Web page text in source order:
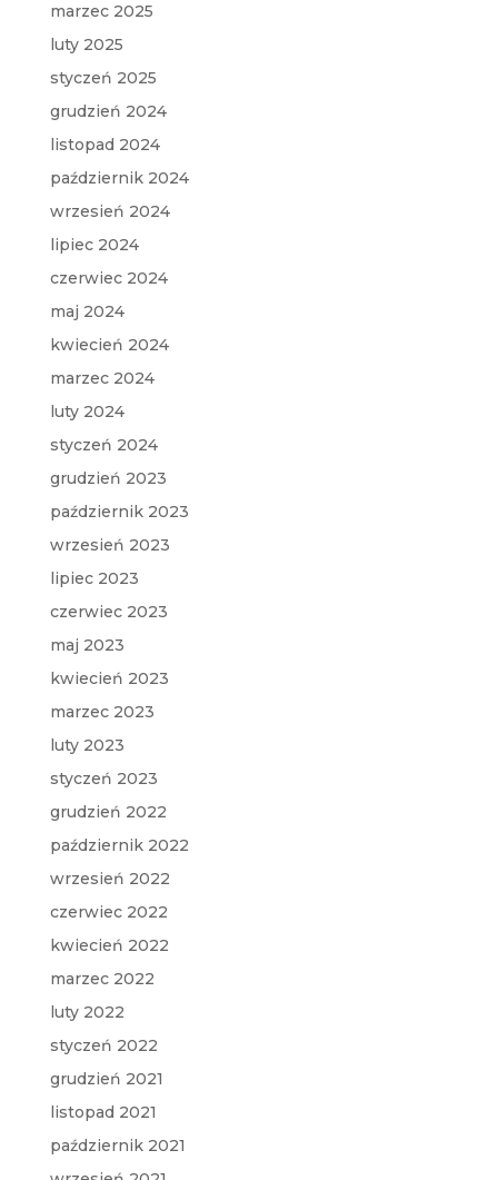
marzec 2025
luty 2025
styczeń 2025
grudzień 2024
listopad 2024
październik 2024
wrzesień 2024
lipiec 2024
czerwiec 2024
maj 2024
kwiecień 2024
marzec 2024
luty 2024
styczeń 2024
grudzień 2023
październik 2023
wrzesień 2023
lipiec 2023
czerwiec 2023
maj 2023
kwiecień 2023
marzec 2023
luty 2023
styczeń 2023
grudzień 2022
październik 2022
wrzesień 2022
czerwiec 2022
kwiecień 2022
marzec 2022
luty 2022
styczeń 2022
grudzień 2021
listopad 2021
październik 2021